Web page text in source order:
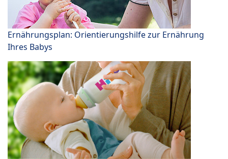
Ernährungsplan: Orientierungshilfe zur Ernährung
Ihres Babys